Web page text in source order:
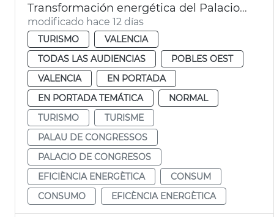
Transformación energética del Palacio de Congresos
modificado hace 12 días
TURISMO
VALENCIA
TODAS LAS AUDIENCIAS
POBLES OEST
VALENCIA
EN PORTADA
EN PORTADA TEMÁTICA
NORMAL
TURISMO
TURISME
PALAU DE CONGRESSOS
PALACIO DE CONGRESOS
EFICIÈNCIA ENERGÈTICA
CONSUM
CONSUMO
EFICÈNCIA ENERGÈTICA